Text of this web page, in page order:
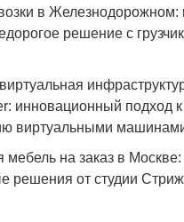
в Железнодорожном:
решение с
инновационный подход к
виртуальными
мебель на заказ в Москве:
решения от студии Стриж